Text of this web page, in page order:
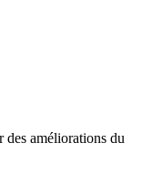
des améliorations du